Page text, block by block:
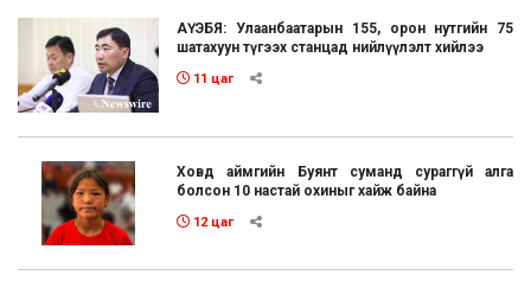
АҮЭБЯ: Улаанбаатарын 155, орон нутгийн 75
шатахуун түгээх станцад нийлүүлэлт хийлээ
11 цаг
Ховд аймгийн Буянт суманд сураггүй алга
болсон 10 настай охиныг хайж байна
12 цаг